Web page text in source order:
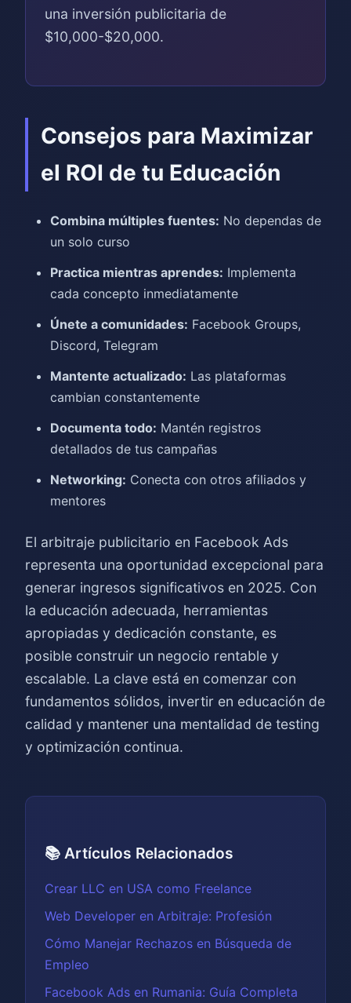
una inversión publicitaria de
$10,000-$20,000.
Consejos para Maximizar
el ROI de tu Educación
Combina múltiples fuentes: No dependas de
un solo curso
Practica mientras aprendes: Implementa
cada concepto inmediatamente
Únete a comunidades: Facebook Groups,
Discord, Telegram
Mantente actualizado: Las plataformas
cambian constantemente
Documenta todo: Mantén registros
detallados de tus campañas
Networking: Conecta con otros afiliados y
mentores
El arbitraje publicitario en Facebook Ads
representa una oportunidad excepcional para
generar ingresos significativos en 2025. Con
la educación adecuada, herramientas
apropiadas y dedicación constante, es
posible construir un negocio rentable y
escalable. La clave está en comenzar con
fundamentos sólidos, invertir en educación de
calidad y mantener una mentalidad de testing
y optimización continua.
📚 Artículos Relacionados
Crear LLC en USA como Freelance
Web Developer en Arbitraje: Profesión
Cómo Manejar Rechazos en Búsqueda de
Empleo
Facebook Ads en Rumania: Guía Completa